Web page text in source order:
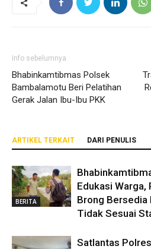
Info sebelumnya
Bhabinkamtibmas Polsek
Bambalamotu Beri Pelatihan
Gerak Jalan Ibu-Ibu PKK
ARTIKEL TERKAIT DARI PENULIS
BERITA
Edukasi Warga,
Brong Bersedia
Tidak Sesuai
Satlantas